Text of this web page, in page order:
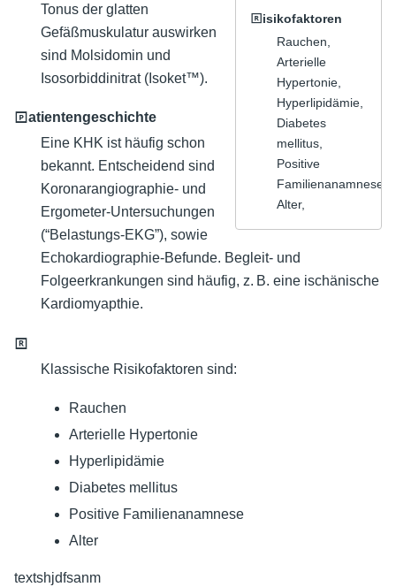
🅁isikofaktoren
Rauchen,
Arterielle
Hypertonie,
Hyperlipidämie,
Diabetes
mellitus,
Positive
Familienanamnese,
Alter,
Tonus der glatten
Gefäßmuskulatur auswirken
sind Molsidomin und
Isosorbiddinitrat (Isoket™).
🄿atientengeschichte
Eine KHK ist häufig schon
bekannt. Entscheidend sind
Koronarangiographie- und
Ergometer-Untersuchungen
(“Belastungs-EKG”), sowie
Echokardiographie-Befunde. Begleit- und
Folgeerkrankungen sind häufig, z. B. eine ischänische
Kardiomyapthie.
🅁
Klassische Risikofaktoren sind:
Rauchen
Arterielle Hypertonie
Hyperlipidämie
Diabetes mellitus
Positive Familienanamnese
Alter
textshjdfsanm